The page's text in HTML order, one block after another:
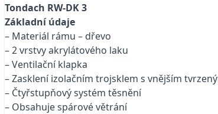
Tondach RW-DK 3
Základní údaje
– Materiál rámu – dřevo
– 2 vrstvy akrylátového laku
– Ventilační klapka
– Zasklení izolačním trojsklem s vnějším
– Čtyřstupňový systém těsnění
– Obsahuje spárové větrání